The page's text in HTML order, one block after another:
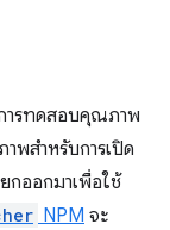
ารทดสอบคุณภาพ
พสำหรับการเปิด
ออกมาเพื่อใช้
NPM จะ